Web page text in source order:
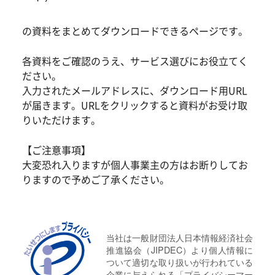
の資料をまとめてダウンロードできるページです。
各資料をご確認のうえ、サービス選びにお役立てく
ださい。
入力されたメールアドレスに、ダウンロード用URL
が届きます。URLをクリックすると資料がお受け取
りいただけます。
【ご注意事項】
大変恐れ入りますが個人事業主の方はお断りしてお
りますので予めご了承ください。
当社は一般財団法人日本情報経済社会
推進協会（JIPDEC）より個人情報に
ついて適切な取り扱いが行われている